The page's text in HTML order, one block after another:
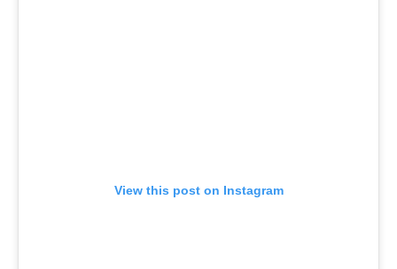
View this post on Instagram